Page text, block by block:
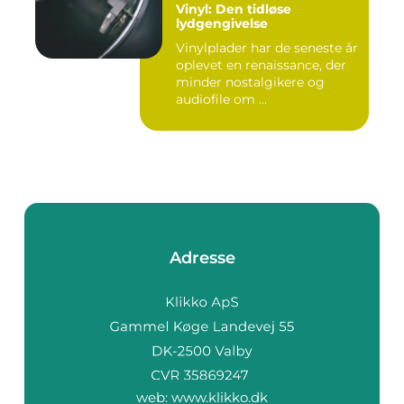
Vinyl: Den tidløse
lydgengivelse
Vinylplader har de seneste år
oplevet en renaissance, der
minder nostalgikere og
audiofile om ...
Adresse
web: www.klikko.dk